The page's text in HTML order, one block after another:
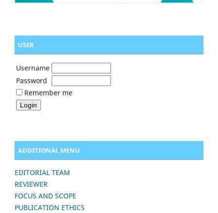
USER
Username
Password
Remember me
ADDITIONAL MENU
EDITORIAL TEAM
REVIEWER
FOCUS AND SCOPE
PUBLICATION ETHICS